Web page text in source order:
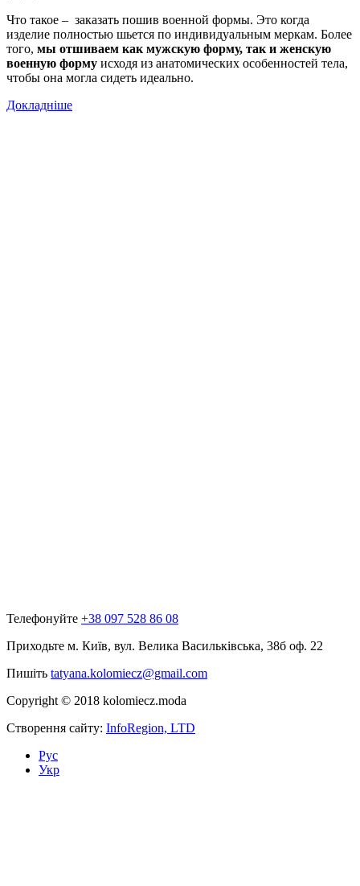
Что такое – заказать пошив военной формы. Это когда
изделие полностью шьется по индивидуальным меркам. Более
того, мы отшиваем как мужскую форму, так и женскую
военную форму исходя из анатомических особенностей тела,
чтобы она могла сидеть идеально.
Докладніше
Телефонуйте +38 097 528 86 08
Приходьте м. Київ, вул. Велика Васильківська, 38б оф. 22
Пишіть tatyana.kolomiecz@gmail.com
Copyright © 2018 kolomiecz.moda
Створення сайту: InfoRegion, LTD
Рус
Укр